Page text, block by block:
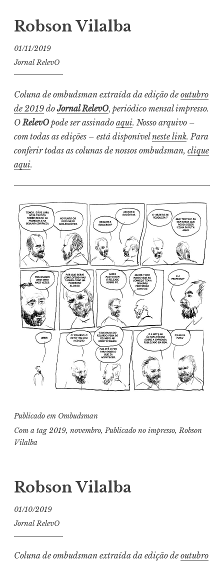
Robson Vilalba
01/11/2019
Jornal RelevO
Coluna de ombudsman extraída da edição de outubro
de 2019 do Jornal RelevO, periódico mensal impresso.
O RelevOpode ser assinado aqui. Nosso arquivo –
com todas as edições – está disponívelneste link. Para
conferir todas as colunas de nossos ombudsman, clique
aqui.
Publicado em Ombudsman
Com a tag 2019, novembro, Publicado no impresso, Robson
Vilalba
Robson Vilalba
01/10/2019
Jornal RelevO
Coluna de ombudsman extraída da edição de outubro